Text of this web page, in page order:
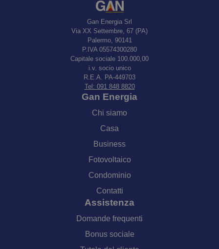
Gan Energia Srl
Via XX Settembre, 67 (PA)
Palermo, 90141
P.IVA 05574300280
Capitale sociale 100.000,00
i.v. socio unico
R.E.A. PA-449703
Tel: 091 848 8820
Gan Energia
Chi siamo
Casa
Business
Fotovoltaico
Condominio
Contatti
Assistenza
Domande frequenti
Bonus sociale